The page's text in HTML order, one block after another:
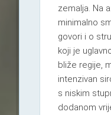
zemalja. Na
minimalno
govori i o
koji je
bliže regije,
intenzivan
s niskim
dodanom